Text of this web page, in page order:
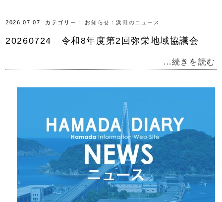
2026.07.07 カテゴリー： お知らせ ：浜田のニュース
20260724 令和8年度第2回弥栄地域協議会
...続きを読む